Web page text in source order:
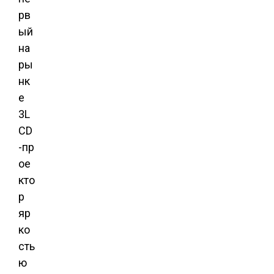
рв
ый
на
ры
нк
е
3L
CD
-пр
ое
кто
р
яр
ко
сть
ю